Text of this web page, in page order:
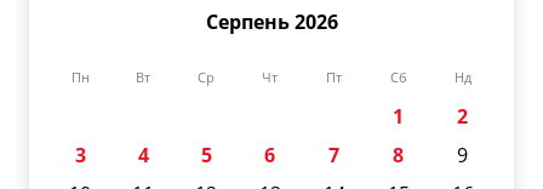
Серпень 2026
Пн Вт Ср Чт Пт Сб Нд
1
2
3
4 5 6 7 8
9